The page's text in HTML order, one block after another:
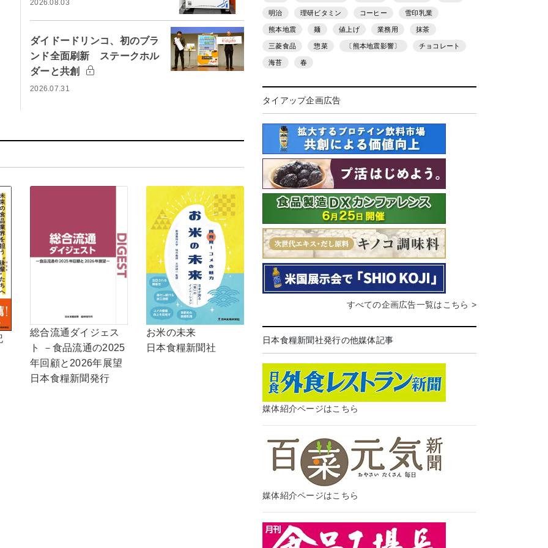
2026.08.03
ダイドードリンコ、初のブラ
ンド全面刷新 ステークホル
ダーと共創
2026.07.31
総合流通ダイジェス
ト －食品流通の2025
年回顧と2026年展望
日本食糧新聞発行
お米の未来
日本食糧新聞社
明治 理研ビタミン コーヒー 雪印乳業
熊本地震 麺 値上げ 業務用 抹茶
三菱食品 惣菜 〔熊本地震影響〕 チョコレート
海苔 春
タイアップ企画広告
すべての企画広告一覧はこちら >
日本食糧新聞社発行の他媒体記事
媒体紹介ページはこちら
媒体紹介ページはこちら